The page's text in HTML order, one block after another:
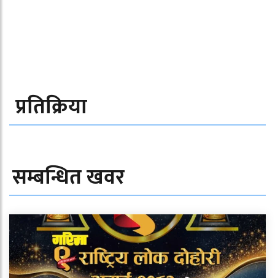
प्रतिक्रिया
सम्बन्धित खवर